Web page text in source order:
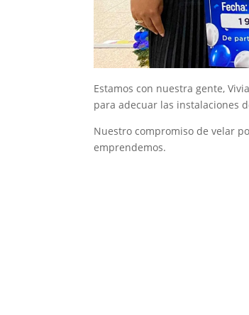
Estamos con nuestra gente,
para adecuar las instalaciones
Nuestro compromiso de velar
emprendemos.